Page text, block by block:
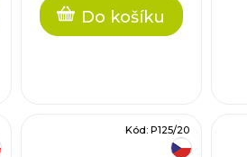
Do košíku
Kód: P125/20